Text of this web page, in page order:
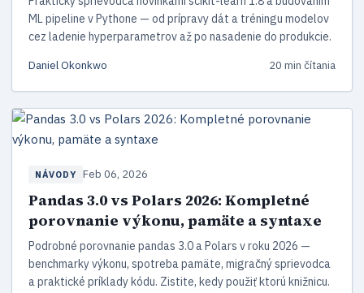
ML pipeline v Pythone — od prípravy dát a tréningu modelov
cez ladenie hyperparametrov až po nasadenie do produkcie.
Daniel Okonkwo 20 min čítania
NÁVODY Feb 06, 2026
Pandas 3.0 vs Polars 2026: Kompletné
porovnanie výkonu, pamäte a syntaxe
Podrobné porovnanie pandas 3.0 a Polars v roku 2026 —
benchmarky výkonu, spotreba pamäte, migračný sprievodca
a praktické príklady kódu. Zistite, kedy použiť ktorú knižnicu.